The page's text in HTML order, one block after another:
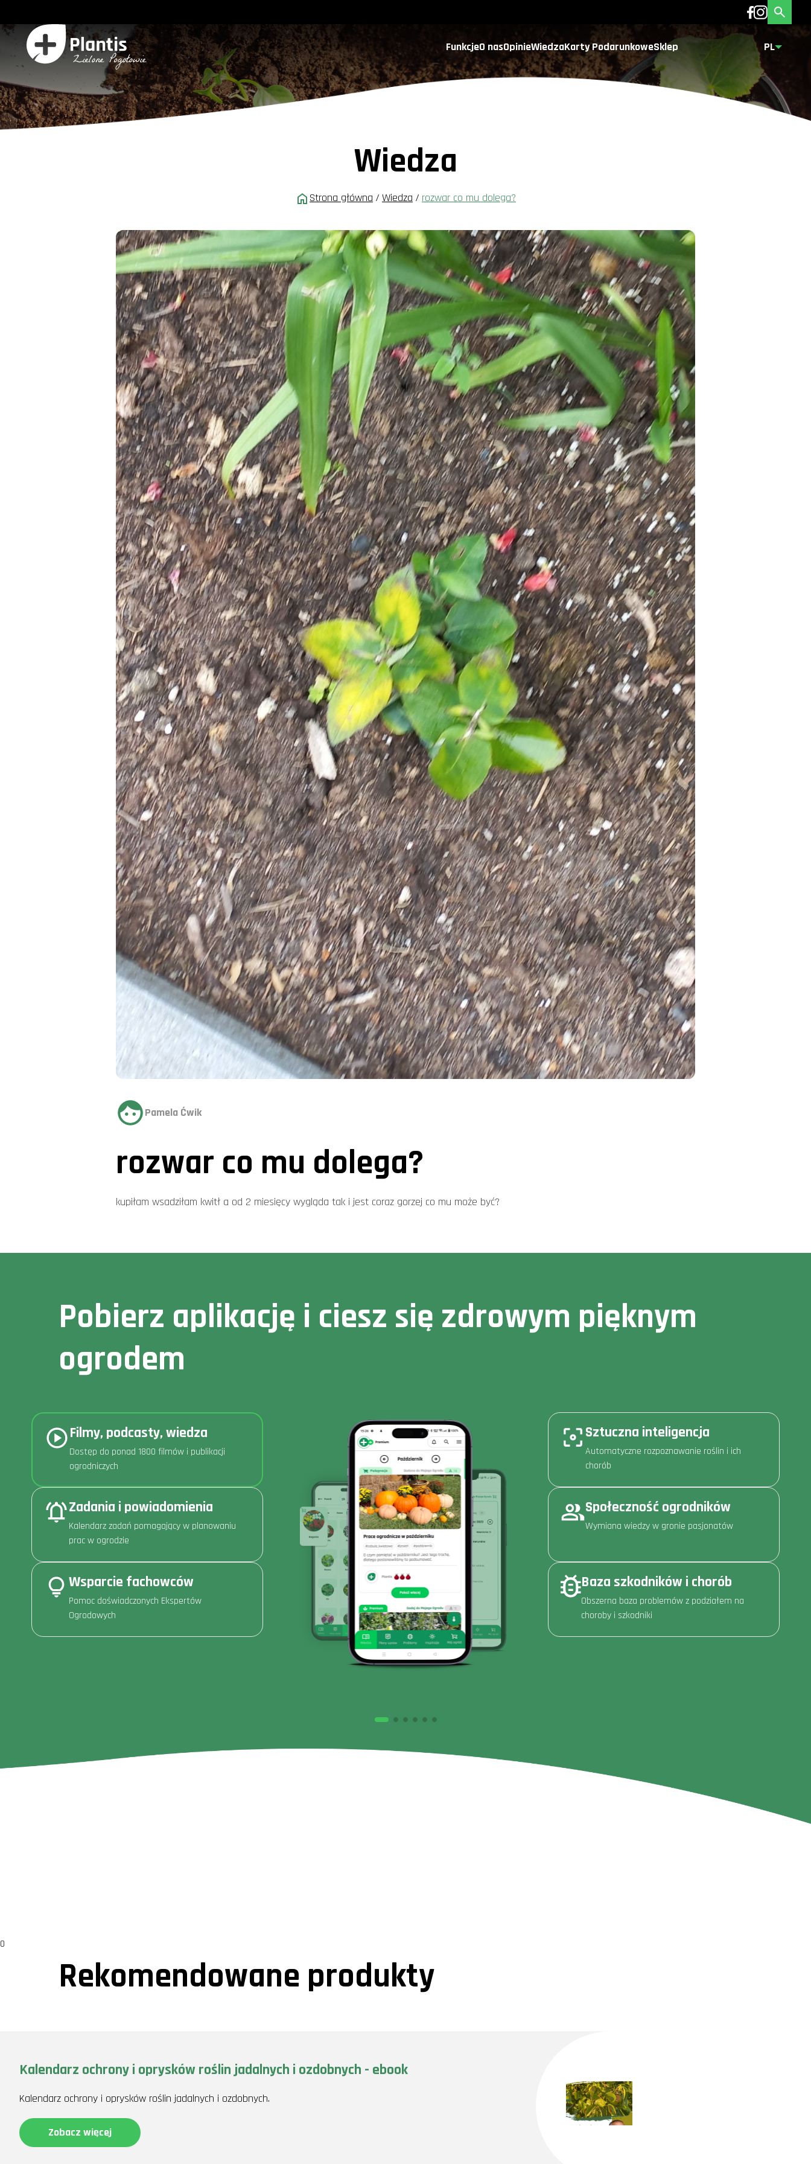
FunkcjeO nasOpinieWiedzaKarty PodarunkoweSklep PL
Wiedza
Strona główna / Wiedza / rozwar co mu dolega?
Pamela Ćwik
rozwar co mu dolega?
kupiłam wsadziłam kwitł a od 2 miesięcy wygląda tak i jest coraz gorzej co mu może być?
Pobierz aplikację i ciesz się zdrowym pięknym
ogrodem
Filmy, podcasty, wiedza
Dostęp do ponad 1800 filmów i publikacji
ogrodniczych
Zadania i powiadomienia
Kalendarz zadań pomagający w planowaniu
prac w ogrodzie
Wsparcie fachowców
Pomoc doświadczonych Ekspertów
Ogrodowych
Sztuczna inteligencja
Automatyczne rozpoznawanie roślin i ich
chorób
Społeczność ogrodników
Wymiana wiedzy w gronie pasjonatów
Baza szkodników i chorób
Obszerna baza problemów z podziałem na
choroby i szkodniki
0
Rekomendowane produkty
Kalendarz ochrony i oprysków roślin jadalnych i ozdobnych - ebook
Kalendarz ochrony i oprysków roślin jadalnych i ozdobnych.
Zobacz więcej